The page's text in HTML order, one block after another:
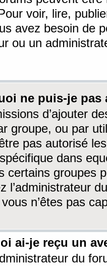
voir, lire,
avez besoin de
ou un
ne puis-je
d’ajouter
groupe, ou par
pas autorisé
dans
certains groupes
l’administrateur
n’êtes pas
ai-je reçu un
du